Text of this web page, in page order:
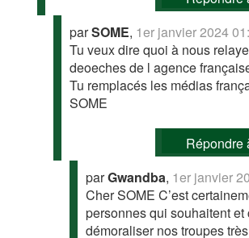
parSOME, 1er janvier 2024
Tu veux dire quoi à nous
deoeches de l agence
Tu remplacés les médias
SOME
Répondre
parGwandba, 1er janvier
Cher SOME C’est
personnes qui souhaitent et
démoraliser nos troupes